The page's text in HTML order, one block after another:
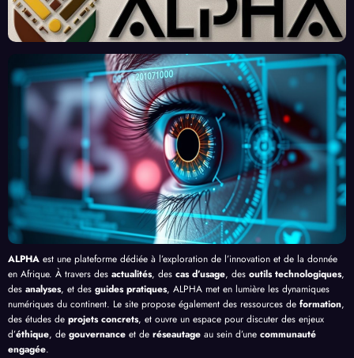
vaille
urs
Clic »
en
Afriq
eau
Front
contr
e le
Palud
isme
en
Afriq
ue
x et
Prom
esses
, au-
delà
de
Bang
ui
finiss
ent
l’Effi
cacit
é de
l’IA
ALPHA est une plateforme dédiée à l’exploration de l’innovation et de la donnée
en Afrique. À travers des actualités, des cas d’usage, des outils technologiques,
des analyses, et des guides pratiques, ALPHA met en lumière les dynamiques
numériques du continent. Le site propose également des ressources de formation,
des études de projets concrets, et ouvre un espace pour discuter des enjeux
d’éthique, de gouvernance et de réseautage au sein d’une communauté
engagée.